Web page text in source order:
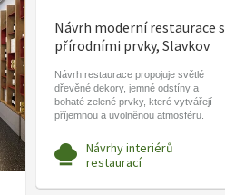
Návrh moderní restaurace s
přírodními prvky, Slavkov
Návrh restaurace propojuje světlé
dřevěné dekory, jemné odstíny a
bohaté zelené prvky, které vytvářejí
příjemnou a uvolněnou atmosféru.
Návrhy interiérů
restaurací